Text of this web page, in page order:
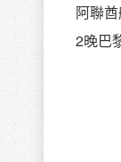
阿聯
2晚巴